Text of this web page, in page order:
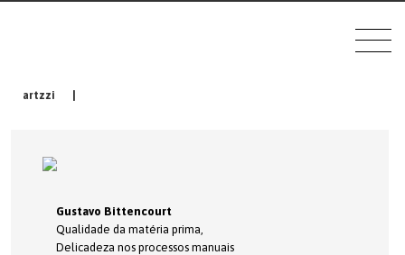
artzzi
Gustavo Bittencourt
Qualidade da matéria prima,
Delicadeza nos processos manuais